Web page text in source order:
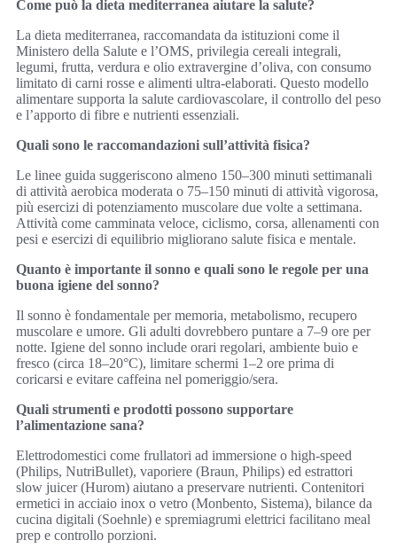
Come può la dieta mediterranea aiutare la salute?
La dieta mediterranea, raccomandata da istituzioni come il
Ministero della Salute e l’OMS, privilegia cereali integrali,
legumi, frutta, verdura e olio extravergine d’oliva, con consumo
limitato di carni rosse e alimenti ultra-elaborati. Questo modello
alimentare supporta la salute cardiovascolare, il controllo del peso
e l’apporto di fibre e nutrienti essenziali.
Quali sono le raccomandazioni sull’attività fisica?
Le linee guida suggeriscono almeno 150–300 minuti settimanali
di attività aerobica moderata o 75–150 minuti di attività vigorosa,
più esercizi di potenziamento muscolare due volte a settimana.
Attività come camminata veloce, ciclismo, corsa, allenamenti con
pesi e esercizi di equilibrio migliorano salute fisica e mentale.
Quanto è importante il sonno e quali sono le regole per una
buona igiene del sonno?
Il sonno è fondamentale per memoria, metabolismo, recupero
muscolare e umore. Gli adulti dovrebbero puntare a 7–9 ore per
notte. Igiene del sonno include orari regolari, ambiente buio e
fresco (circa 18–20°C), limitare schermi 1–2 ore prima di
coricarsi e evitare caffeina nel pomeriggio/sera.
Quali strumenti e prodotti possono supportare
l’alimentazione sana?
Elettrodomestici come frullatori ad immersione o high-speed
(Philips, NutriBullet), vaporiere (Braun, Philips) ed estrattori
slow juicer (Hurom) aiutano a preservare nutrienti. Contenitori
ermetici in acciaio inox o vetro (Monbento, Sistema), bilance da
cucina digitali (Soehnle) e spremiagrumi elettrici facilitano meal
prep e controllo porzioni.